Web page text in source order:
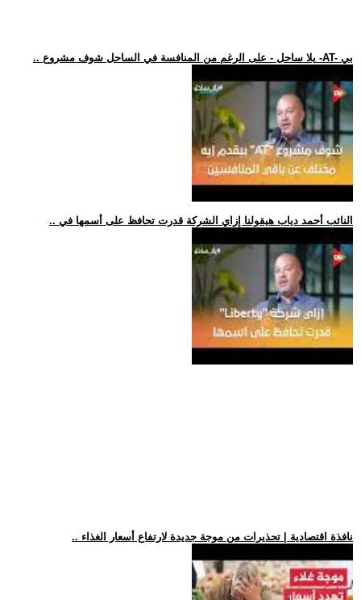
.. يلا ساحل - على الرغم من المنافسة في الساحل شوف مشروع -AT- بي
.. النائب أحمد دياب هيقولنا إزاي الشركة قدرت تحافظ على أسمها في
.. نافذة اقتصادية | تحذيرات من موجة جديدة لارتفاع أسعار الغذاء